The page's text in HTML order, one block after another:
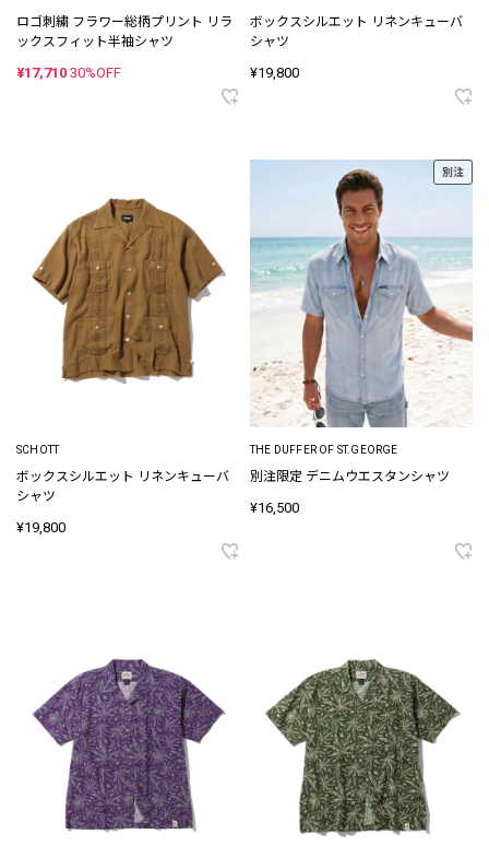
ロゴ刺繍 フラワー総柄プリント リラ
ックスフィット半袖シャツ
¥17,710 30%OFF
ボックスシルエット リネンキューバ
シャツ
¥19,800
SCHOTT
ボックスシルエット リネンキューバ
シャツ
¥19,800
別注
THE DUFFER OF ST.GEORGE
別注限定 デニムウエスタンシャツ
¥16,500